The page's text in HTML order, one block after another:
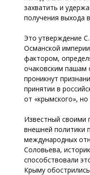
захватить и
получения выхода
Это утверждение
Османской
фактором,
очаковским пашам
проникнут
принятии в
от «крымского»,
Известный своими
внешней политики
международных
Соловьева,
способствовали
Крыму